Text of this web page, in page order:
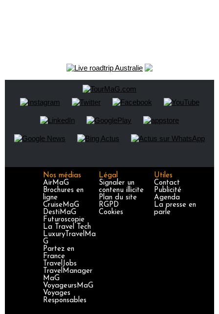
Nos médias
AirMaG
Brochures en
ligne
CruiseMaG
DestiMaG
Futuroscopie
La Travel Tech
LuxuryTravelMa
G
Partez en
France
TravelJobs
TravelManager
MaG
VoyageursMaG
Voyages
Responsables
Légal
Signaler un
contenu illicite
Plan du site
RGPD
Cookies
Utiles
Contact
Publicité
Agenda
La presse en
parle